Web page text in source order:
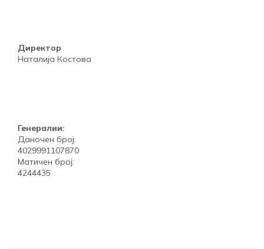
Директор
Наталија Костова
Генералии:
Даночен број:
4029991107870
Матичен број:
4244435